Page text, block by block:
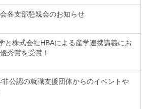
各支部懇親会のお知らせ
と株式会社HBAによる産学連携講義にお
秀賞を受賞！
非公認の就職支援団体からのイベントや